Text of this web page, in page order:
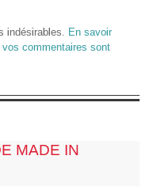
indésirables. En savoir
commentaires sont
MADE IN